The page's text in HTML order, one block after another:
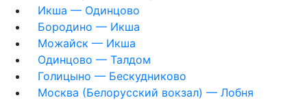
Икша — Одинцово
Бородино — Икша
Можайск — Икша
Одинцово — Талдом
Голицыно — Бескудниково
Москва (Белорусский вокзал) — Лобня